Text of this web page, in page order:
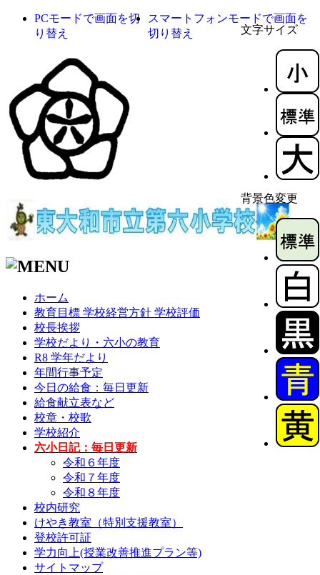
文字サイズ
背景色変更
PCモードで画面を切
り替え
スマートフォンモードで画面を
切り替え
ホーム
教育目標 学校経営方針 学校評価
校長挨拶
学校だより・六小の教育
R8 学年だより
年間行事予定
今日の給食：毎日更新
給食献立表など
校章・校歌
学校紹介
六小日記：毎日更新
令和６年度
令和７年度
令和８年度
校内研究
けやき教室（特別支援教室）
登校許可証
学力向上(授業改善推進プラン等)
サイトマップ